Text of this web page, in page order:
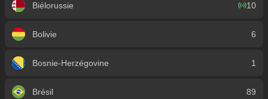
Biélorussie 10
Bolivie 6
Bosnie-Herzégovine 1
Brésil 89